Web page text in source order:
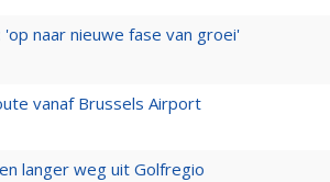
naar nieuwe fase van groei'
vanaf Brussels Airport
langer weg uit Golfregio